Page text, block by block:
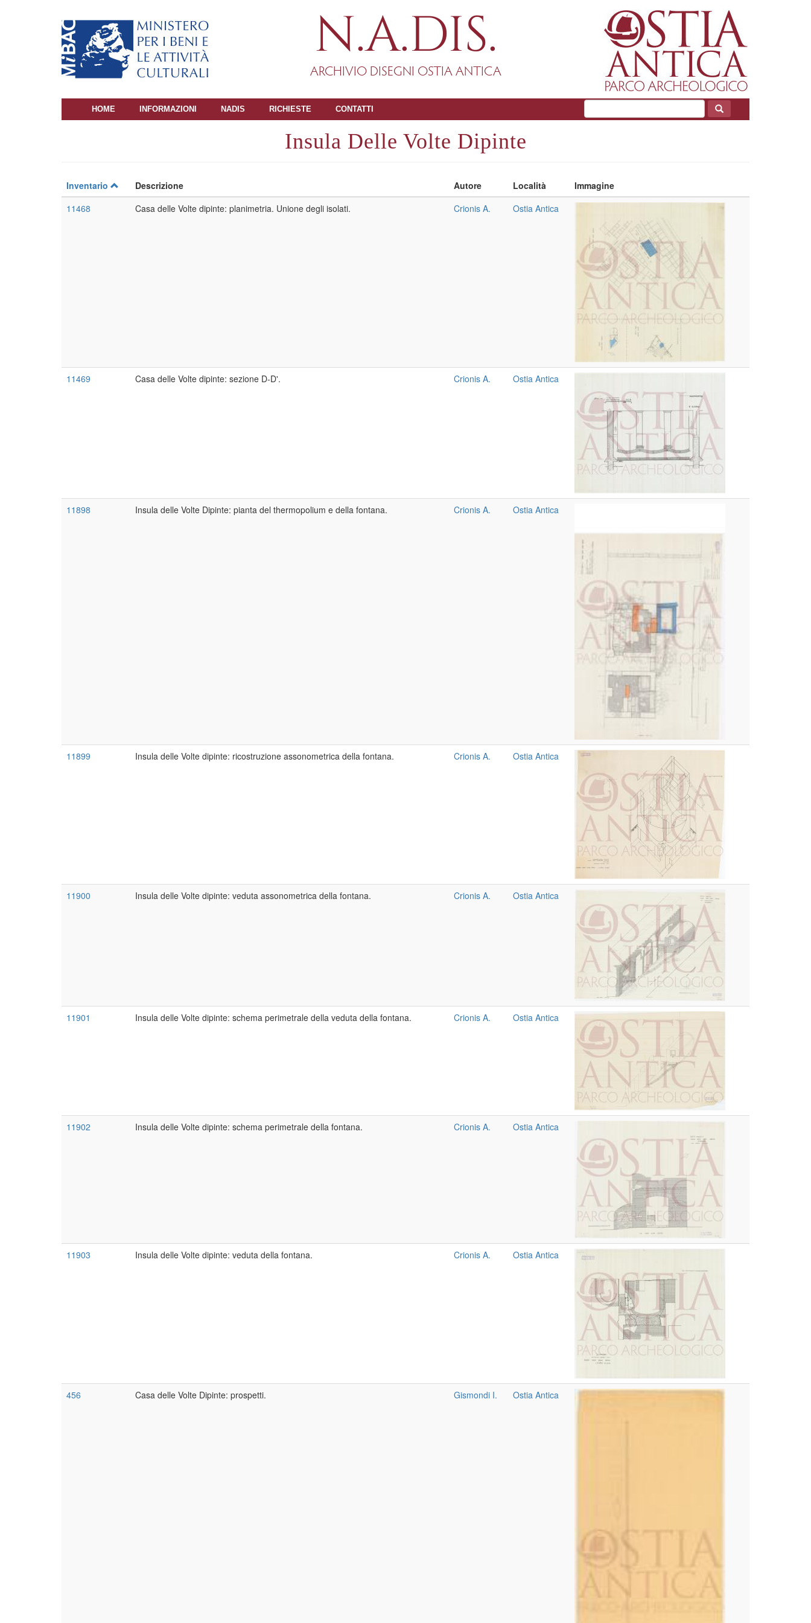
N.A.DIS.
ARCHIVIO DISEGNI OSTIA ANTICA
NAVIGAZIONE
HOME INFORMAZIONI NADIS RICHIESTE CONTATTI
Insula Delle Volte Dipinte
Inventario Descrizione Autore Località
Immagine
11468
Casa delle Volte dipinte: planimetria. Unione degli isolati. Crionis A. Ostia Antica
11469 Casa delle Volte dipinte: sezione D-D'. Crionis A. Ostia Antica
11898 Insula delle Volte Dipinte: pianta del thermopolium e della fontana. Crionis A. Ostia Antica
11899 Insula delle Volte dipinte: ricostruzione assonometrica della fontana. Crionis A. Ostia Antica
11900 Insula delle Volte dipinte: veduta assonometrica della fontana. Crionis A. Ostia Antica
11901 Insula delle Volte dipinte: schema perimetrale della veduta della fontana. Crionis A. Ostia Antica
11902 Insula delle Volte dipinte: schema perimetrale della fontana. Crionis A. Ostia Antica
11903 Insula delle Volte dipinte: veduta della fontana. Crionis A. Ostia Antica
456 Casa delle Volte Dipinte: prospetti. Gismondi I. Ostia Antica